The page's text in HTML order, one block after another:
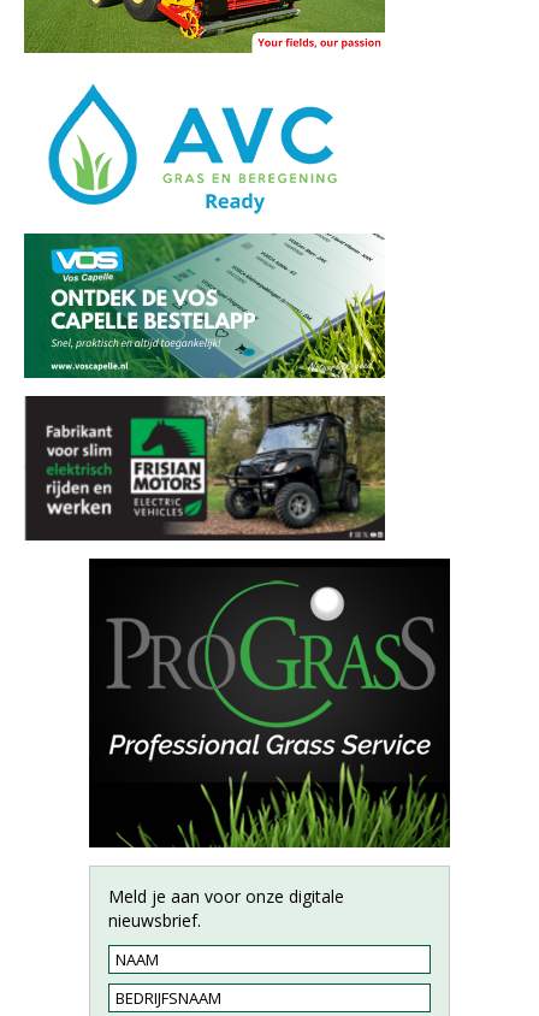
Meld je aan voor onze digitale
nieuwsbrief.